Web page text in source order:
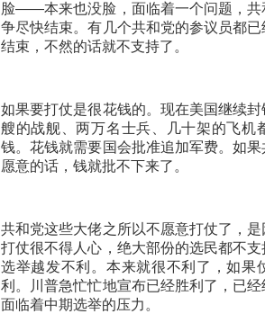
脸——本来也没脸，面临着一个问题，共
争尽快结束。有几个共和党的参议员都
结束，不然的话就不支持了。
如果要打仗是很花钱的。现在美国继续
艘的战舰、两万名士兵、几十架的飞机
钱。花钱就需要国会批准追加军费。如
愿意的话，钱就批不下来了。
共和党这些大佬之所以不愿意打仗了，
打仗很不得人心，绝大部份的选民都不
选举越发不利。本来就很不利了，如果
利。川普急忙忙地宣布已经胜利了，已
面临着中期选举的压力。